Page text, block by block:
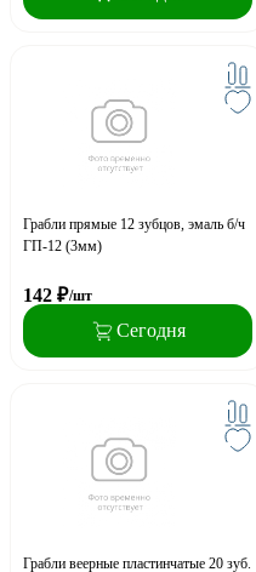
Грабли прямые 12 зубцов, эмаль б/ч
ГП-12 (3мм)
142 ₽/шт
Сегодня
Грабли веерные пластинчатые 20 зуб.